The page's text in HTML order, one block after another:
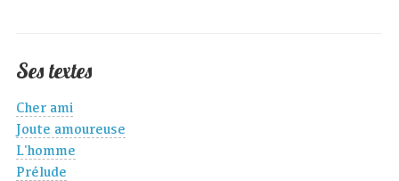
Ses textes
Cher ami
Joute amoureuse
L'homme
Prélude